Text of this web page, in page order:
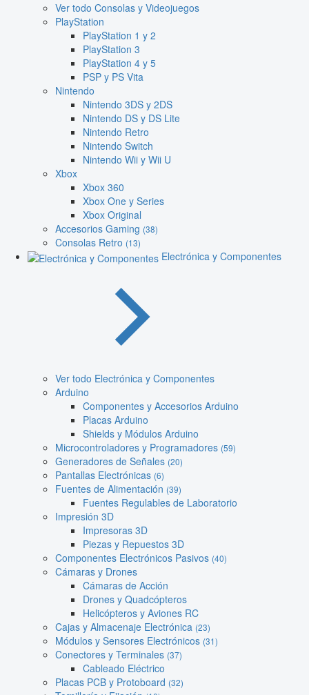
Ver todo Consolas y Videojuegos
PlayStation
PlayStation 1 y 2
PlayStation 3
PlayStation 4 y 5
PSP y PS Vita
Nintendo
Nintendo 3DS y 2DS
Nintendo DS y DS Lite
Nintendo Retro
Nintendo Switch
Nintendo Wii y Wii U
Xbox
Xbox 360
Xbox One y Series
Xbox Original
Accesorios Gaming (38)
Consolas Retro (13)
Electrónica y Componentes
Ver todo Electrónica y Componentes
Arduino
Componentes y Accesorios Arduino
Placas Arduino
Shields y Módulos Arduino
Microcontroladores y Programadores (59)
Generadores de Señales (20)
Pantallas Electrónicas (6)
Fuentes de Alimentación (39)
Fuentes Regulables de Laboratorio
Impresión 3D
Impresoras 3D
Piezas y Repuestos 3D
Componentes Electrónicos Pasivos (40)
Cámaras y Drones
Cámaras de Acción
Drones y Quadcópteros
Helicópteros y Aviones RC
Cajas y Almacenaje Electrónica (23)
Módulos y Sensores Electrónicos (31)
Conectores y Terminales (37)
Cableado Eléctrico
Placas PCB y Protoboard (32)